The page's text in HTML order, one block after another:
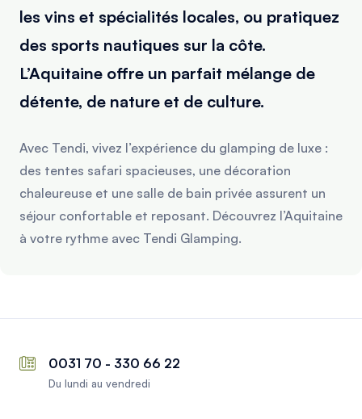
les vins et spécialités locales, ou pratiquez
des sports nautiques sur la côte.
L’Aquitaine offre un parfait mélange de
détente, de nature et de culture.
Avec Tendi, vivez l’expérience du glamping de luxe :
des tentes safari spacieuses, une décoration
chaleureuse et une salle de bain privée assurent un
séjour confortable et reposant. Découvrez l’Aquitaine
à votre rythme avec Tendi Glamping.
0031 70 - 330 66 22
Du lundi au vendredi